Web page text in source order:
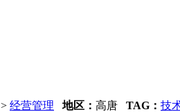
> 经营管理 地区： 高唐 TAG： 技